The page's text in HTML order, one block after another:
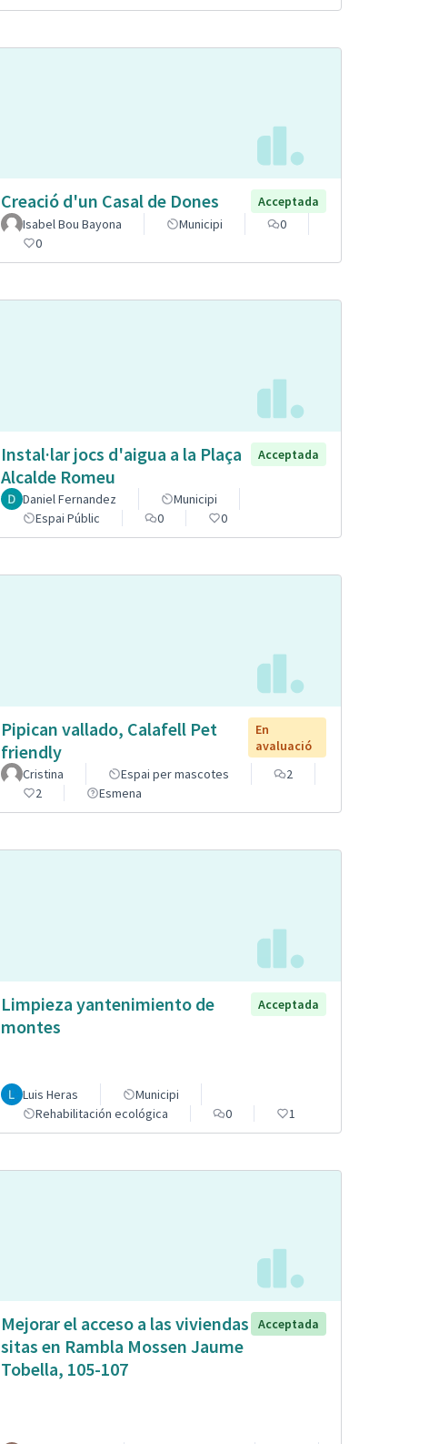
Creació d'un Casal de Dones
Acceptada
Isabel Bou Bayona
Municipi
0
0
Instal·lar jocs d'aigua a la Plaça
Alcalde Romeu
Acceptada
Daniel Fernandez
Municipi
Espai Públic
0 0
Pipican vallado, Calafell Pet
friendly
En
avaluació
Cristina
Espai per mascotes
2
2
Esmena
Limpieza yantenimiento de
montes
Acceptada
Luis Heras
Municipi
Rehabilitación ecológica
0 1
Mejorar el acceso a las viviendas
sitas en Rambla Mossen Jaume
Tobella, 105-107
Acceptada